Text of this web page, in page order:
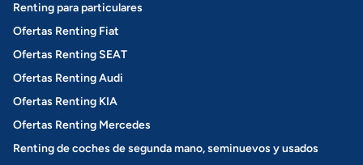
Renting para particulares
Ofertas Renting Fiat
Ofertas Renting SEAT
Ofertas Renting Audi
Ofertas Renting KIA
Ofertas Renting Mercedes
Renting de coches de segunda mano, seminuevos y usados